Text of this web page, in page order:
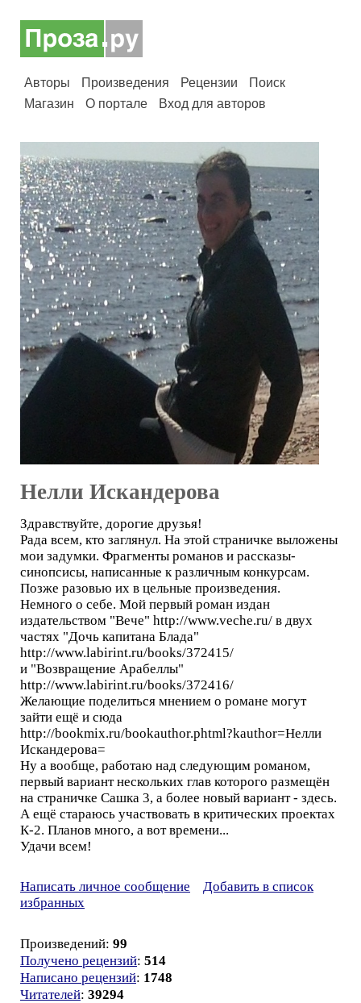
Авторы Произведения Рецензии
Поиск
Магазин
О портале Вход для авторов
Нелли Искандерова
Здравствуйте, дорогие друзья!
Рада всем, кто заглянул. На этой страничке выложены
мои задумки. Фрагменты романов и рассказы-
синопсисы, написанные к различным конкурсам.
Позже разовью их в цельные произведения.
Немного о себе. Мой первый роман издан
издательством "Вече" http://www.veche.ru/ в двух
частях "Дочь капитана Блада"
http://www.labirint.ru/books/372415/
и "Возвращение Арабеллы"
http://www.labirint.ru/books/372416/
Желающие поделиться мнением о романе могут
зайти ещё и сюда
http://bookmix.ru/bookauthor.phtml?kauthor=Нелли
Искандерова=
Ну а вообще, работаю над следующим романом,
первый вариант нескольких глав которого размещён
на страничке Сашка 3, а более новый вариант - здесь.
А ещё стараюсь участвовать в критических проектах
К-2. Планов много, а вот времени...
Удачи всем!
Написать личное сообщение
Добавить в список
избранных
Произведений: 99
Получено рецензий: 514
Написано рецензий: 1748
Читателей: 39294